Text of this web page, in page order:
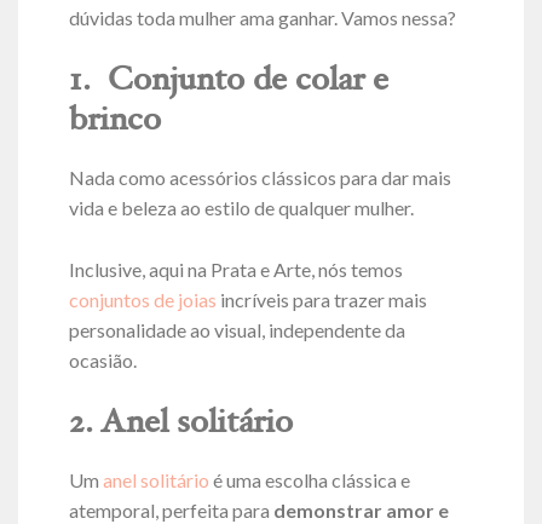
dúvidas toda mulher ama ganhar. Vamos nessa?
1. Conjunto de colar e
brinco
Nada como acessórios clássicos para dar mais
vida e beleza ao estilo de qualquer mulher.
Inclusive, aqui na Prata e Arte, nós temos
conjuntos de joias incríveis para trazer mais
personalidade ao visual, independente da
ocasião.
2. Anel solitário
Um anel solitário é uma escolha clássica e
atemporal, perfeita para demonstrar amor e